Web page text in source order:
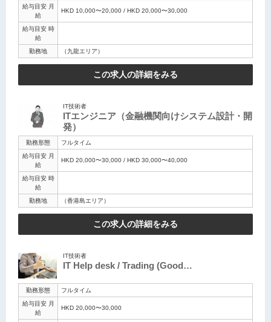
給与目安 月
給
HKD 10,000〜20,000 / HKD 20,000〜30,000
給与目安 時
給
勤務地
（九龍エリア）
この求人の詳細をみる
IT技術者
ITエンジニア（金融機関向けシステム設計・開
発）
勤務形態
フルタイム
給与目安 月
給
HKD 20,000〜30,000 / HKD 30,000〜40,000
給与目安 時
給
勤務地
（香港島エリア）
この求人の詳細をみる
IT技術者
IT Help desk / Trading (Good…
勤務形態
フルタイム
給与目安 月
給
HKD 20,000〜30,000